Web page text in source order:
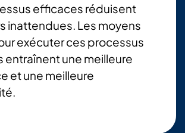
efficaces réduisent
inattendues. Les moyens
exécuter ces processus
entraînent une meilleure
et une meilleure